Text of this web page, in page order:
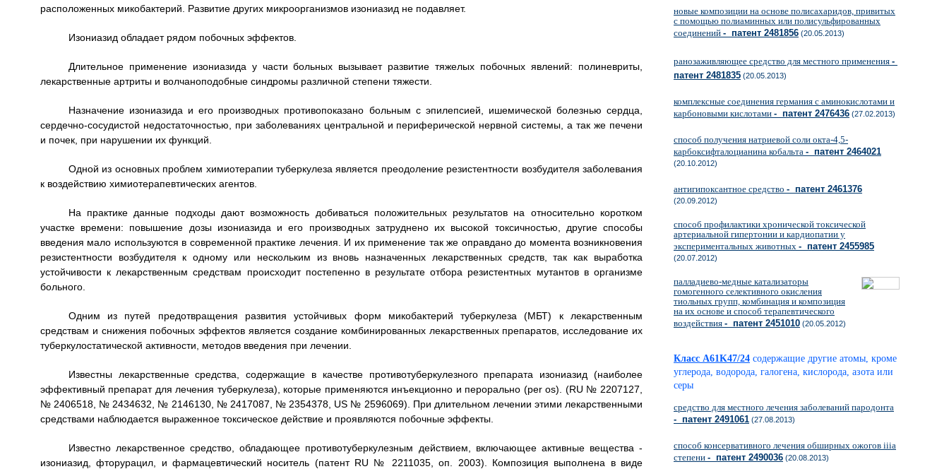
расположенных микобактерий. Развитие других микроорганизмов изониазид не подавляет.
Изониазид обладает рядом побочных эффектов.
Длительное применение изониазида у части больных вызывает развитие тяжелых побочных явлений: полиневриты,
лекарственные артриты и волчаноподобные синдромы различной степени тяжести.
Назначение изониазида и его производных противопоказано больным с эпилепсией, ишемической болезнью сердца,
сердечно-сосудистой недостаточностью, при заболеваниях центральной и периферической нервной системы, а так же печени
и почек, при нарушении их функций.
Одной из основных проблем химиотерапии туберкулеза является преодоление резистентности возбудителя заболевания
к воздействию химиотерапевтических агентов.
На практике данные подходы дают возможность добиваться положительных результатов на относительно коротком
участке времени: повышение дозы изониазида и его производных затруднено их высокой токсичностью, другие способы
введения мало используются в современной практике лечения. И их применение так же оправдано до момента возникновения
резистентности возбудителя к одному или нескольким из вновь назначенных лекарственных средств, так как выработка
устойчивости к лекарственным средствам происходит постепенно в результате отбора резистентных мутантов в организме
больного.
Одним из путей предотвращения развития устойчивых форм микобактерий туберкулеза (МБТ) к лекарственным
средствам и снижения побочных эффектов является создание комбинированных лекарственных препаратов, исследование их
туберкулостатической активности, методов введения при лечении.
Известны лекарственные средства, содержащие в качестве противотуберкулезного препарата изониазид (наиболее
эффективный препарат для лечения туберкулеза), которые применяются инъекционно и перорально (per os). (RU № 2207127,
№ 2406518, № 2434632, № 2146130, № 2417087, № 2354378, US № 2596069). При длительном лечении этими лекарственными
средствами наблюдается выраженное токсическое действие и проявляются побочные эффекты.
Известно лекарственное средство, обладающее противотуберкулезным действием, включающее активные вещества -
изониазид, фторурацил, и фармацевтический носитель (патент RU № 2211035, оп. 2003). Композиция выполнена в виде
новые композиции на основе полисахаридов, привитых
с помощью полиаминных или полисульфированных
соединений - патент 2481856 (20.05.2013)
ранозаживляющее средство для местного применения -
патент 2481835 (20.05.2013)
комплексные соединения германия с аминокислотами и
карбоновыми кислотами - патент 2476436 (27.02.2013)
способ получения натриевой соли окта-4,5-
карбоксифталоцианина кобальта - патент 2464021
(20.10.2012)
антигипоксантное средство - патент 2461376
(20.09.2012)
способ профилактики хронической токсической
артериальной гипертонии и кардиопатии у
экспериментальных животных - патент 2455985
(20.07.2012)
палладиево-медные катализаторы
гомогенного селективного окисления
тиольных групп, комбинация и композиция
на их основе и способ терапевтического
воздействия - патент 2451010 (20.05.2012)
Класс A61K47/24 содержащие другие атомы, кроме
углерода, водорода, галогена, кислорода, азота или
серы
средство для местного лечения заболеваний пародонта
- патент 2491061 (27.08.2013)
способ консервативного лечения обширных ожогов iiiа
степени - патент 2490036 (20.08.2013)